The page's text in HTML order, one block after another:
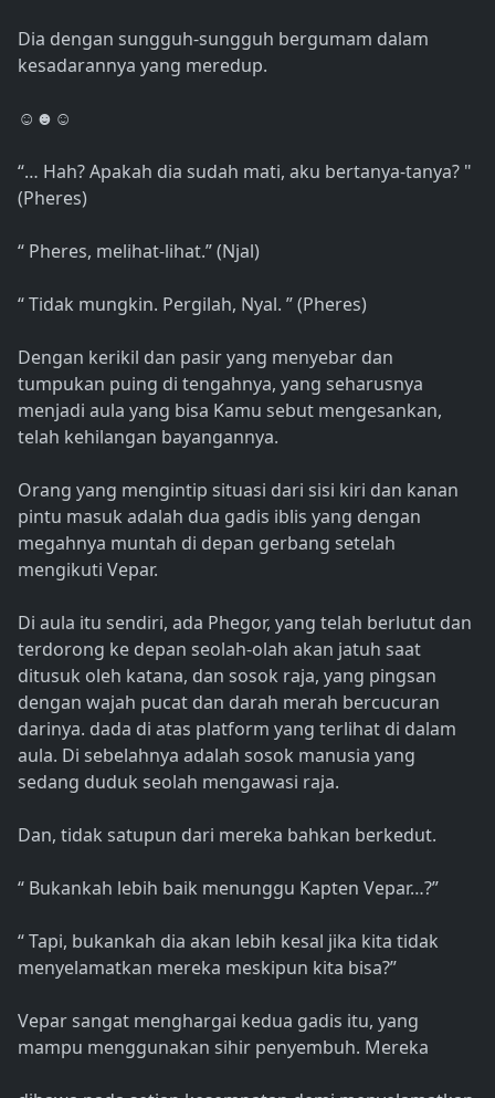
Dia dengan sungguh-sungguh bergumam dalam
kesadarannya yang meredup.
☺☻☺
“… Hah? Apakah dia sudah mati, aku bertanya-tanya? "
(Pheres)
“ Pheres, melihat-lihat.” (Njal)
“ Tidak mungkin. Pergilah, Nyal. ” (Pheres)
Dengan kerikil dan pasir yang menyebar dan
tumpukan puing di tengahnya, yang seharusnya
menjadi aula yang bisa Kamu sebut mengesankan,
telah kehilangan bayangannya.
Orang yang mengintip situasi dari sisi kiri dan kanan
pintu masuk adalah dua gadis iblis yang dengan
megahnya muntah di depan gerbang setelah
mengikuti Vepar.
Di aula itu sendiri, ada Phegor, yang telah berlutut dan
terdorong ke depan seolah-olah akan jatuh saat
ditusuk oleh katana, dan sosok raja, yang pingsan
dengan wajah pucat dan darah merah bercucuran
darinya. dada di atas platform yang terlihat di dalam
aula. Di sebelahnya adalah sosok manusia yang
sedang duduk seolah mengawasi raja.
Dan, tidak satupun dari mereka bahkan berkedut.
“ Bukankah lebih baik menunggu Kapten Vepar…?”
“ Tapi, bukankah dia akan lebih kesal jika kita tidak
menyelamatkan mereka meskipun kita bisa?”
Vepar sangat menghargai kedua gadis itu, yang
mampu menggunakan sihir penyembuh. Mereka